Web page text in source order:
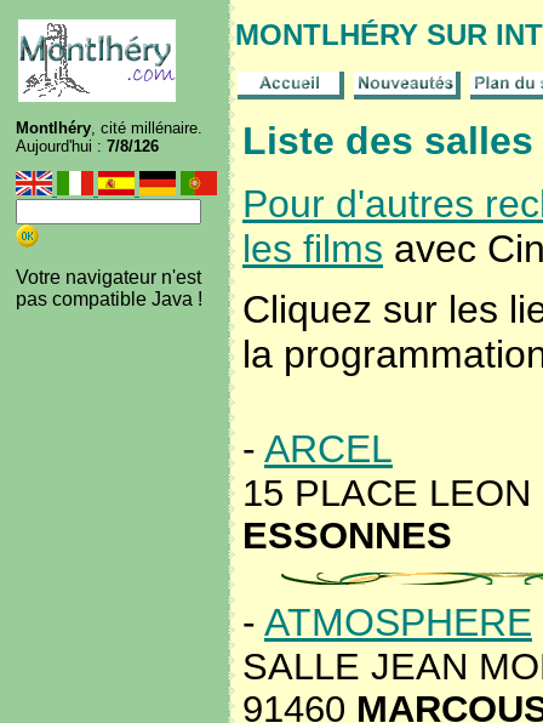
MONTLHÉRY SUR
Montlhéry, cité millénaire.
Aujourd'hui : 7/8/126
Votre navigateur n'est
pas compatible Java !
Liste des
Pour d'autres
les films avec
Cliquez sur les
la
- ARCEL
15 PLACE
ESSONNES
- ATMOSPHERE
SALLE JEAN
91460